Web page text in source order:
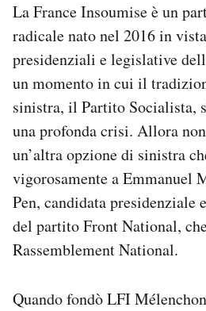
La France Insoumise è un
radicale nato nel 2016 in
presidenziali e legislative
un momento in cui il
sinistra, il Partito Socialista,
una profonda crisi. Allora
un’altra opzione di sinistra
vigorosamente a Emmanuel
Pen, candidata presidenziale
del partito Front National,
Rassemblement National.
Quando fondò LFI